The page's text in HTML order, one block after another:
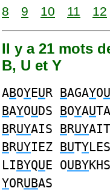
8
9 10 11 12
Il y a 21 mots
B, U et Y
ABOYEUR BAGAYOU
BAYOUDS BOYAUTA
BRUYAIS BRUYAIT
BRUYIEZ BUTY
LIBYQUE OUBY
YORUBAS